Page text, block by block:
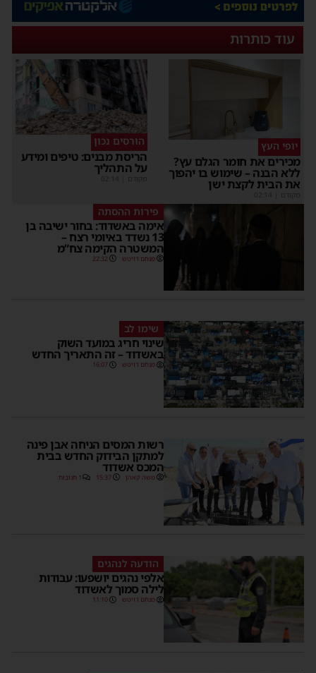
עוד כותרות
יופי העץ
מכירים את חומר הגלם עץ?
ללא הבנה – שימוש בו יהפוך
את הבית לקצת ישן
מקודם
הורסים נכון
הריסת מבנים: טיפים ומידע
על התהליך
מקודם
פירות ההסתה
אימה באשדוד: בחור ישיבה בן
13 נשדד באיומי רצח –
המשטרה הקימה צח”מ
מנחם דויטש 22:32
שימו לב
שינוי חריג במועד השוק
באשדוד – זה התאריך החדש
מנחם דויטש 16:07
רשות המסים הניחה אבן פינה
למתקן הבידוק החדש בבית
המכס אשדוד
משה קאהן 15:37 1 תגובות
הודעה לנהגים
אלפי נהגים יושפעו: עבודות
לילה סמוך לאשדוד
מנחם דויטש 11:10